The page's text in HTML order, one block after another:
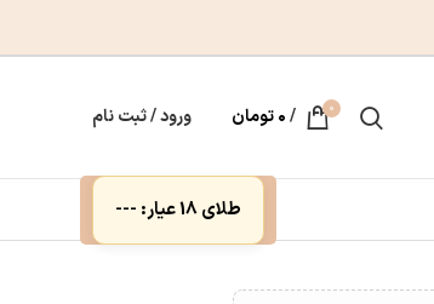
0
/۰تومان ورود / ثبت نام
طلای 18 عیار: ---